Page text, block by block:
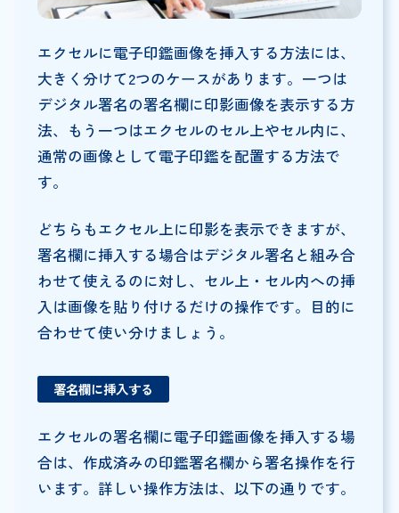
エクセルに電子印鑑画像を挿入する方法には、
大きく分けて2つのケースがあります。一つは
デジタル署名の署名欄に印影画像を表示する方
法、もう一つはエクセルのセル上やセル内に、
通常の画像として電子印鑑を配置する方法で
す。
どちらもエクセル上に印影を表示できますが、
署名欄に挿入する場合はデジタル署名と組み合
わせて使えるのに対し、セル上・セル内への挿
入は画像を貼り付けるだけの操作です。目的に
合わせて使い分けましょう。
署名欄に挿入する
エクセルの署名欄に電子印鑑画像を挿入する場
合は、作成済みの印鑑署名欄から署名操作を行
います。詳しい操作方法は、以下の通りです。